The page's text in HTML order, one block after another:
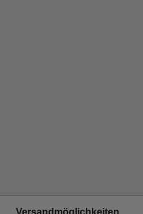
Versandmöglichkeiten